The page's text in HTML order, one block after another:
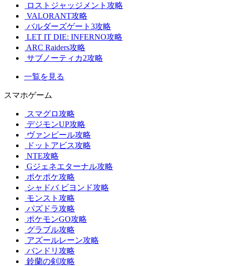
ロストジャッジメント攻略
VALORANT攻略
バルダーズゲート3攻略
LET IT DIE: INFERNO攻略
ARC Raiders攻略
サブノーティカ2攻略
一覧を見る
スマホゲーム
スマグロ攻略
デジモンUP攻略
ヴァンピール攻略
ドットアビス攻略
NTE攻略
Gジェネエターナル攻略
ポケポケ攻略
シャドバ ビヨンド攻略
モンスト攻略
パズドラ攻略
ポケモンGO攻略
グラブル攻略
アズールレーン攻略
バンドリ攻略
鈴蘭の剣攻略